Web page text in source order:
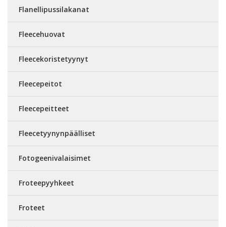
Flanellipussilakanat
Fleecehuovat
Fleecekoristetyynyt
Fleecepeitot
Fleecepeitteet
Fleecetyynynpäälliset
Fotogeenivalaisimet
Froteepyyhkeet
Froteet